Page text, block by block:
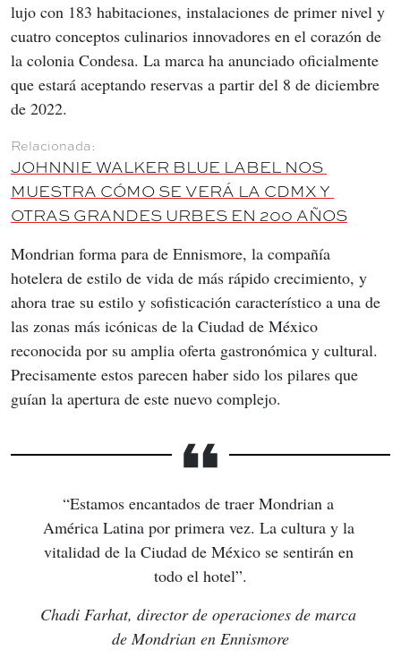
lujo con 183 habitaciones, instalaciones de primer nivel y
cuatro conceptos culinarios innovadores en el corazón de
la colonia Condesa. La marca ha anunciado oficialmente
que estará aceptando reservas a partir del 8 de diciembre
de 2022.
JOHNNIE WALKER BLUE LABEL NOS
MUESTRA CÓMO SE VERÁ LA CDMX Y
OTRAS GRANDES URBES EN 200 AÑOS
Mondrian forma para de Ennismore, la compañía
hotelera de estilo de vida de más rápido crecimiento, y
ahora trae su estilo y sofisticación característico a una de
las zonas más icónicas de la Ciudad de México
reconocida por su amplia oferta gastronómica y cultural.
Precisamente estos parecen haber sido los pilares que
guían la apertura de este nuevo complejo.
“Estamos encantados de traer Mondrian a
América Latina por primera vez. La cultura y la
vitalidad de la Ciudad de México se sentirán en
todo el hotel”.
Chadi Farhat, director de operaciones de marca
de Mondrian en Ennismore